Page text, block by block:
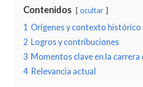
Contenidos ocultar
1 Orígenes y contexto histórico
2 Logros y contribuciones
3 Momentos clave en la carrera
4 Relevancia actual